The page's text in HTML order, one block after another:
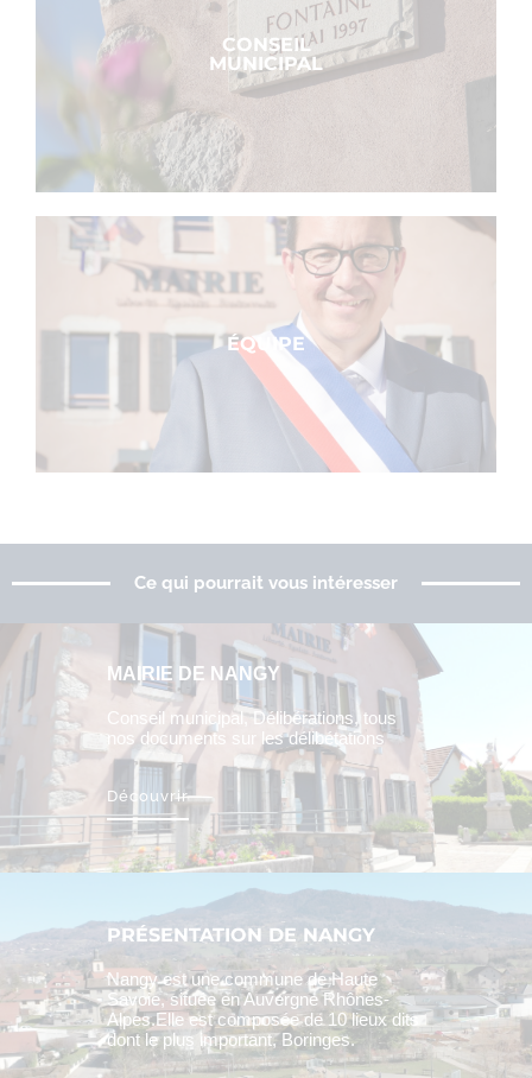
CONSEIL
MUNICIPAL
ÉQUIPE
Ce qui pourrait vous intéresser
MAIRIE DE NANGY
Conseil municipal, Délibérations, tous
nos documents sur les délibétations
Découvrir
PRÉSENTATION DE NANGY
Nangy est une commune de Haute
Savoie, située en Auvergne Rhônes-
Alpes.Elle est composée de 10 lieux dits
dont le plus important, Boringes.